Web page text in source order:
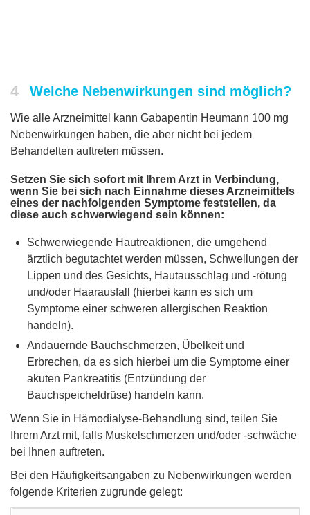
4 Welche Nebenwirkungen sind möglich?
Wie alle Arzneimittel kann Gabapentin Heumann 100 mg
Nebenwirkungen haben, die aber nicht bei jedem
Behandelten auftreten müssen.
Setzen Sie sich sofort mit Ihrem Arzt in Verbindung,
wenn Sie bei sich nach Einnahme dieses Arzneimittels
eines der nachfolgenden Symptome feststellen, da
diese auch schwerwiegend sein können:
Schwerwiegende Hautreaktionen, die umgehend
ärztlich begutachtet werden müssen, Schwellungen der
Lippen und des Gesichts, Hautausschlag und -rötung
und/oder Haarausfall (hierbei kann es sich um
Symptome einer schweren allergischen Reaktion
handeln).
Andauernde Bauchschmerzen, Übelkeit und
Erbrechen, da es sich hierbei um die Symptome einer
akuten Pankreatitis (Entzündung der
Bauchspeicheldrüse) handeln kann.
Wenn Sie in Hämodialyse-Behandlung sind, teilen Sie
Ihrem Arzt mit, falls Muskelschmerzen und/oder -schwäche
bei Ihnen auftreten.
Bei den Häufigkeitsangaben zu Nebenwirkungen werden
folgende Kriterien zugrunde gelegt: